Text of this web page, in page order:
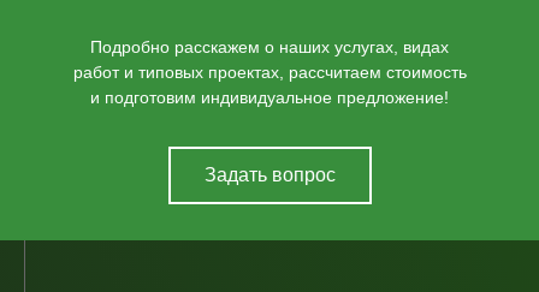
Подробно расскажем о наших услугах, видах
работ и типовых проектах, рассчитаем стоимость
и подготовим индивидуальное предложение!
Задать вопрос